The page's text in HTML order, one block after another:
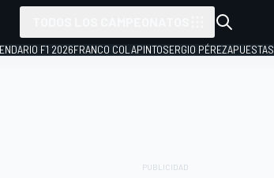
F1 2026FRANCO COLAPINTOSERGIO PÉREZAPUESTAS